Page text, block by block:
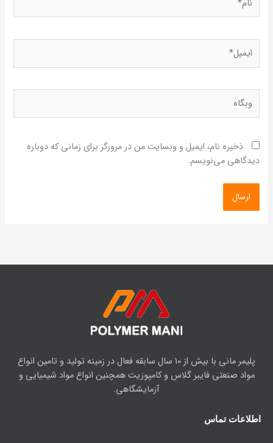
وبگاه
ذخیره نام، ایمیل و وبسایت من در مرورگر برای زمانی که دوباره
دیدگاهی می‌نویسم.
پلیمر مانی با بیش از 10 سال سابقه فعال در زمینه تولید و تامین انواع
مواد صنعتی فایبر گلاس و کامپوزیت همچنین انواع مواد شیمیایی و
آزمایشگاهی.
اطلاعات تماس